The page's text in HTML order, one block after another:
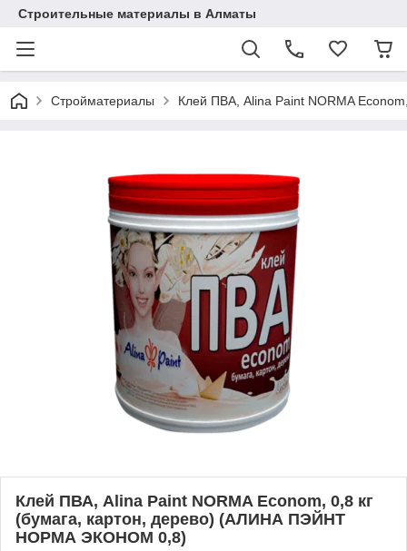
Строительные материалы в Алматы
Стройматериалы Клей ПВА, Alina Paint NORMA
Клей ПВА, Alina Paint NORMA Econom, 0,8 кг
(бумага, картон, дерево) (АЛИНА ПЭЙНТ
НОРМА ЭКОНОМ 0,8)